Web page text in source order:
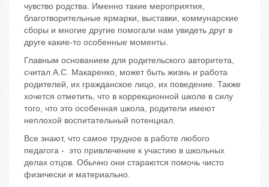
чувство родства. Именно такие мероприятия,
благотворительные ярмарки, выставки, коммунарские
сборы и многие другие помогали нам увидеть друг в
друге какие-то особенные моменты.
Главным основанием для родительского авторитета,
считал А.С. Макаренко, может быть жизнь и работа
родителей, их гражданское лицо, их поведение. Также
хочется отметить, что в коррекционной школе в силу
того, что это особенная школа, родители имеют
неплохой воспитательный потенциал.
Все знают, что самое трудное в работе любого
педагога - это привлечение к участию в школьных
делах отцов. Обычно они стараются помочь чисто
физически и материально.